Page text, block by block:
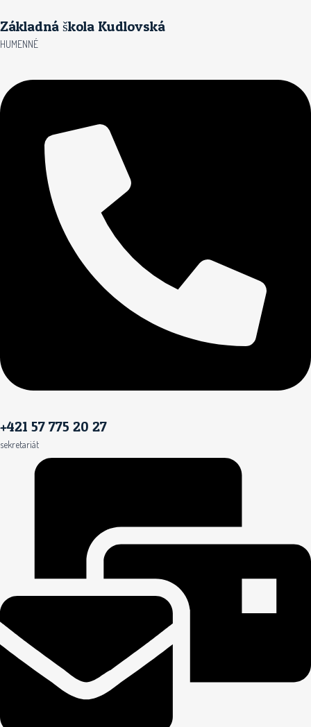
na
obsah
Základná škola Kudlovská
HUMENNÉ
+421 57 775 20 27
sekretariát